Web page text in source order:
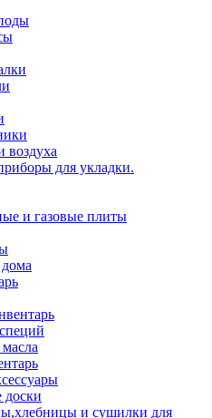
воздуха
для укладки.
и газовые плиты
доски
и сушилки для